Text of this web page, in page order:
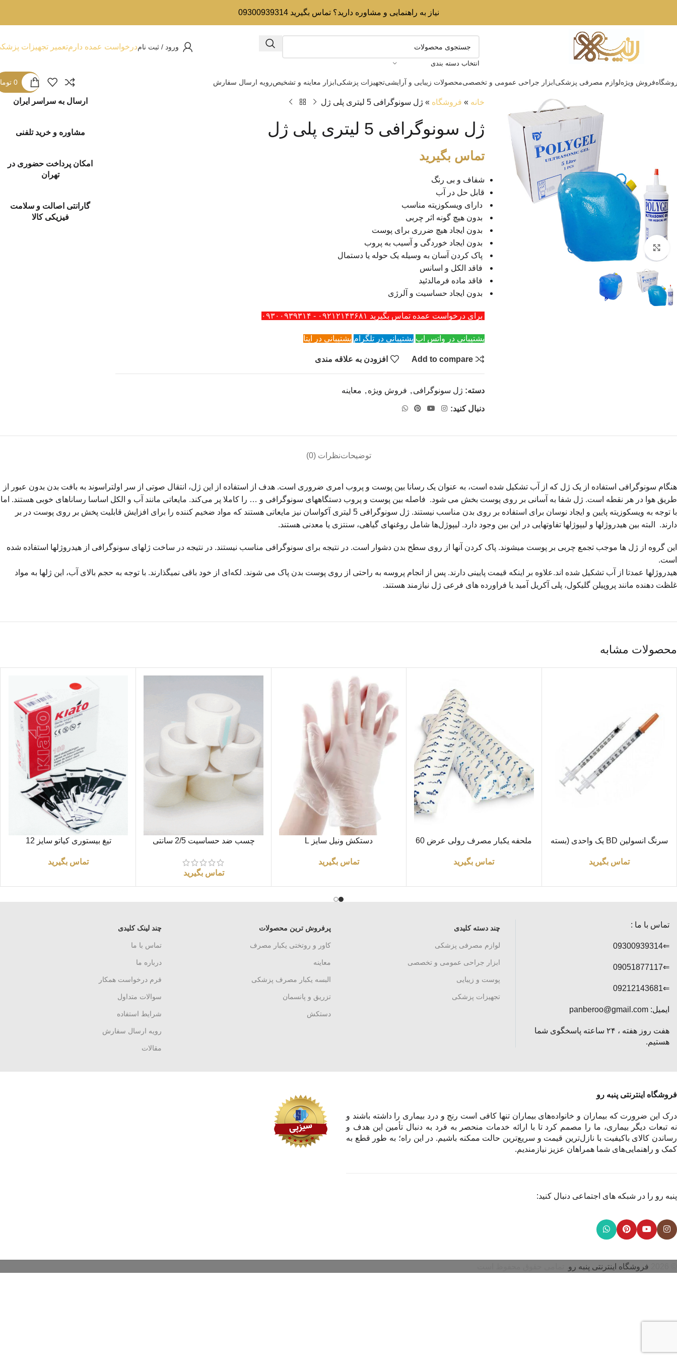
نیاز به راهنمایی و مشاوره دارید؟ تماس بگیرید 09300939314
انتخاب دسته بندی
ورود / ثبت نامدرخواست عمده دارمتعمیر تجهیزات
فروش ویژهلوازم مصرفی پزشکیابزار جراحی عمومی و تخصصیمحصولات زیبایی و آرایشیتجهیزات پزشکیابزار معاینه و تشخیصرویه ارسال سفارش 0
بزرگنمایی تصویر
خانه » فروشگاه » ژل سونوگرافی 5 لیتری پلی ژل
ژل سونوگرافی 5 لیتری پلی ژل
تماس بگیرید
شفاف و بی رنگ
قابل حل در آب
دارای ویسکوزیته مناسب
بدون هیچ گونه اثر چربی
بدون ایجاد هیچ ضرری برای پوست
بدون ایجاد خوردگی و آسیب به پروب
پاک کردن آسان به وسیله یک حوله یا دستمال
فاقد الکل و اسانس
فاقد ماده فرمالدئید
بدون ایجاد حساسیت و آلرژی
برای درخواست عمده تماس بگیرید ۰۹۲۱۲۱۴۳۶۸۱ - ۰۹۳۰۰۹۳۹۳۱۴
پشتیبانی در واتس اپ پشتیبانی در تلگرام پشتیبانی در ایتا
Add to compare افزودن به علاقه مندی
دسته: ژل سونوگرافی , فروش ویژه , معاینه
دنبال کنید:
ارسال به سراسر ایران
مشاوره و خرید تلفنی
امکان پرداخت حضوری در
تهران
گارانتی اصالت و سلامت
فیزیکی کالا
توضیحاتنظرات (0)
هنگام سونوگرافی استفاده از یک ژل که از آب تشکیل شده است، به عنوان یک رسانا بین پوست و پروب امری ضروری است. هدف از استفاده از این ژل، انتقال صوتی از سر اولتراسوند به بافت بدن بدون عبور از
طریق هوا در هر نقطه است. ژل شفا به آسانی بر روی پوست بخش می شود. فاصله بین پوست و پروب دستگاه‎های سونوگرافی و … را کاملا پر می‌کند. مایعاتی مانند آب و الکل اساسا رساناهای خوبی هستند. اما
با توجه به ویسکوزیته پایین و ایجاد نوسان برای استفاده بر روی بدن مناسب نیستند. ژل سونوگرافی 5 لیتری آکواسان نیز مایعاتی هستند که مواد ضخیم کننده را برای افزایش قابلیت پخش بر روی پوست‎ در بر
دارند. البته بین هیدروژل‎ها و لیپوژل‎ها تفاوت‎هایی در این بین وجود دارد. لیپوژل‏‌ها شامل روغن‎های گیاهی، سنتزی یا معدنی هستند.
این گروه از ژل ها موجب تجمع چربی بر پوست می‎شوند. پاک کردن آنها از روی سطح بدن دشوار است. در نتیجه برای سونوگرافی مناسب نیستند. در نتیجه در ساخت ژل‎های سونوگرافی از هیدروژل‎ها استفاده شده
است.
هیدروژل‎ها عمدتا از آب تشکیل شده اند.علاوه بر اینکه قیمت پایینی دارند. پس از انجام پروسه به راحتی از روی پوست بدن پاک می شوند. لکه‌ای از خود باقی نمی‎گذارند. با توجه به حجم بالای آب، این ژل‎ها به مواد
غلظت دهنده مانند پروپیلن گلیکول، پلی آکریل آمید یا فراورده های فرعی ژل نیازمند هستند.
محصولات مشابه
اطلاعات بیشتر
سرنگ انسولین BD یک واحدی (بسته
تماس بگیرید
اطلاعات بیشتر
ملحفه یکبار مصرف رولی عرض 60
تماس بگیرید
اطلاعات بیشتردستکش ونیل سایز L
تماس بگیرید
اطلاعات بیشتر
چسب ضد حساسیت 2/5 سانتی
تماس بگیرید
اطلاعات بیشتر
تیغ بیستوری کیاتو سایز 12
تماس بگیرید
چند لینک کلیدی
تماس با ما
درباره ما
فرم درخواست همکار
سوالات متداول
شرایط استفاده
رویه ارسال سفارش
مقالات
پرفروش ترین محصولات
کاور و روتختی یکبار مصرف
معاینه
البسه یکبار مصرف پزشکی
تزریق و پانسمان
دستکش
چند دسته کلیدی
لوازم مصرفی پزشکی
ابزار جراحی عمومی و تخصصی
پوست و زیبایی
تجهیزات پزشکی
تماس با ما :
⇐09300939314
⇐09051877117
⇐09212143681
ایمیل: panberoo@gmail.com
هفت روز هفته ، ۲۴ ساعته پاسخگوی شما
هستیم.
فروشگاه اینترنتی پنبه رو
درک این ضرورت که بیماران و خانواده‌های بیماران تنها کافی است رنج و درد بیماری را داشته باشند و
نه تبعات دیگر بیماری، ما را مصمم کرد تا با ارائه خدمات منحصر به فرد به دنبال تأمین این هدف و
رساندن کالای باکیفیت با نازل‌ترین قیمت و سریع‌ترین حالت ممکنه باشیم. در این راه؛ به طور قطع به
کمک و راهنمایی‌های شما همراهان عزیز نیازمندیم.
پنبه رو را در شبکه های اجتماعی دنبال کنید:
فروشگاه اینترنتی پنبه رو